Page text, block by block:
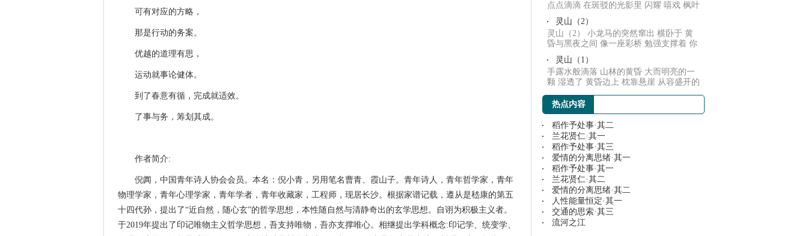
可有对应的方略，
那是行动的务案。
优越的道理有思，
运动就事论健体。
到了春意有循，完成就适效。
了事与务，筹划其成。
作者简介:
倪阗，中国青年诗人协会会员。本名：倪小青，另用笔名曹青、霞山子。青年诗人，青年哲学家，青年
物理学家，青年心理学家，青年学者，青年收藏家，工程师，现居长沙。根据家谱记载，遵从是嵇康的第五
十四代孙，提出了“近自然，随心玄”的哲学思想，本性随自然与清静奇出的玄学思想。自诩为积极主义者。
于2019年提出了印记唯物主义哲学思想，吾支持唯物，吾亦支撑唯心。相继提出学科概念:印记学、统变学、
点点滴滴 在斑驳的光影里 闪耀 嘻戏 枫叶
的飘零...
灵山（2）
灵山（2） 小龙马的突然窜出 横卧于 黄
昏与黑夜之间 像一座彩桥 勉强支撑着 你
与她 忍...
灵山（1）
手露水般滴落 山林的黄昏 大而明亮的一
颗 湿透了 黄昏边上 枕靠悬崖 从容盛开的
热点内容
稻作予处事·其二
兰花贤仁·其一
稻作予处事·其三
爱情的分离思绪·其一
稻作予处事·其一
兰花贤仁·其二
爱情的分离思绪·其二
人性能量恒定·其一
交通的思索·其三
流河之江